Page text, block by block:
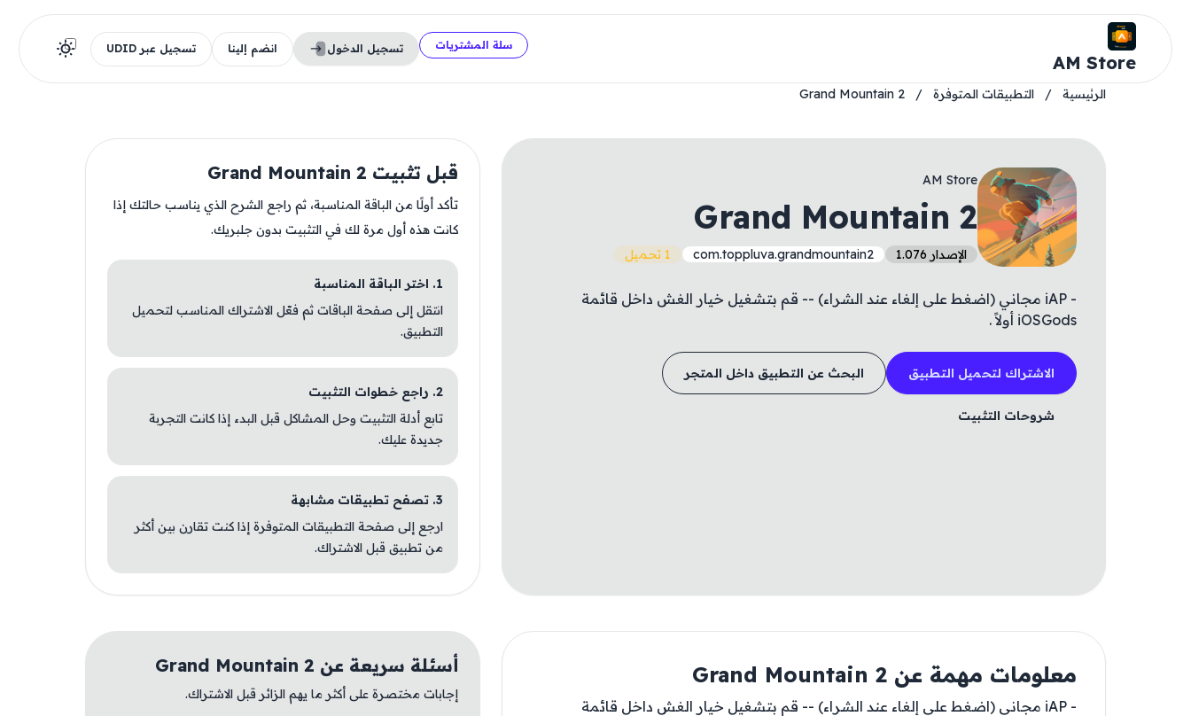
AM Store
سلة المشتريات تسجيل الدخول انضم إلينا تسجيل عبر UDID
الرئيسية / التطبيقات المتوفرة /
Grand Mountain 2
AM Store
Grand Mountain 2
الإصدار 1.076 com.toppluva.grandmountain2 1 تحميل
- iAP مجاني (اضغط على إلغاء عند الشراء) -- قم بتشغيل خيار الغش داخل قائمة
iOSGods أولاً .
الاشتراك لتحميل التطبيق البحث عن التطبيق داخل المتجر
شروحات التثبيت
قبل تثبيت Grand Mountain 2
تأكد أولًا من الباقة المناسبة، ثم راجع الشرح الذي يناسب حالتك إذا
كانت هذه أول مرة لك في التثبيت بدون جلبريك.
1. اختر الباقة المناسبة
انتقل إلى صفحة الباقات ثم فعّل الاشتراك المناسب لتحميل
التطبيق.
2. راجع خطوات التثبيت
تابع أدلة التثبيت وحل المشاكل قبل البدء إذا كانت التجربة
جديدة عليك.
3. تصفح تطبيقات مشابهة
ارجع إلى صفحة التطبيقات المتوفرة إذا كنت تقارن بين أكثر
من تطبيق قبل الاشتراك.
معلومات مهمة عن Grand Mountain 2
- iAP مجاني (اضغط على إلغاء عند الشراء) -- قم بتشغيل خيار الغش داخل قائمة
أسئلة سريعة عن Grand Mountain 2
إجابات مختصرة على أكثر ما يهم الزائر قبل الاشتراك.